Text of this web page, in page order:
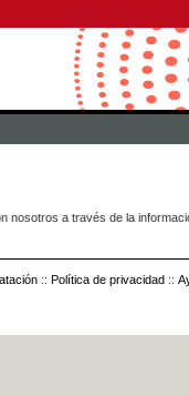
nosotros a través de la
:: Política de privacidad ::